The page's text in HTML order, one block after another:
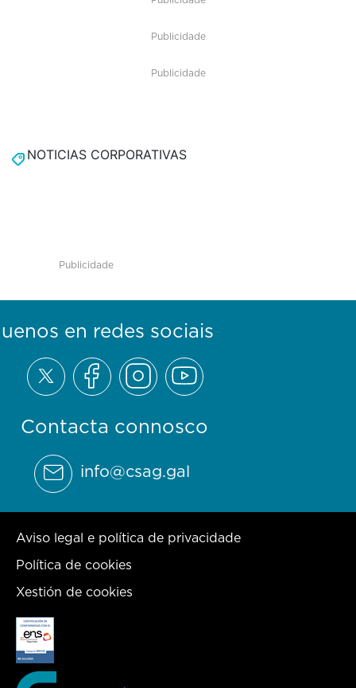
Publicidade
Publicidade
NOTICIAS CORPORATIVAS
Publicidade
Contacta connosco
info@csag.gal
en redes sociais
Aviso legal e política de privacidade
Política de cookies
Xestión de cookies